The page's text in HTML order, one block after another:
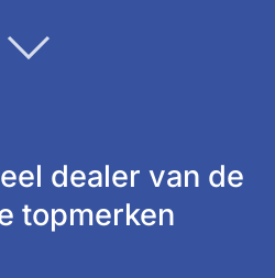
dealer van de
topmerken